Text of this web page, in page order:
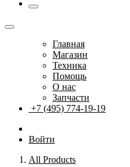
Главная
Магазин
Техника
Помощь
О нас
Запчасти
+7 (495) 774-19-19
Войти
All Products